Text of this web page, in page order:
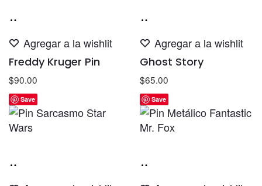
carrito
Agregar a la wishlit
Freddy Kruger Pin
$90.00
carrito
Agregar a la wishlit
Ghost Story
$65.00
Save Save